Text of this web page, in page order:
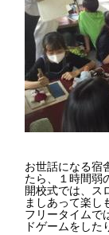
お世話になる宿
たら、１時間弱
開校式では、ス
ましあって楽し
フリータイムで
ドゲームをした